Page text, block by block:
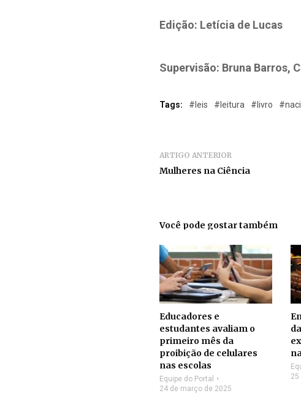
Edição: Letícia de Lucas
Supervisão: Bruna Barros,
Tags: #leis #leitura #livro
ARTIGO ANTERIOR
Mulheres na Ciência
Você pode gostar também
Educadores e
estudantes avaliam o
primeiro mês da
proibição de celulares
nas escolas
Equipe do Portal
24 de março de 2025
25